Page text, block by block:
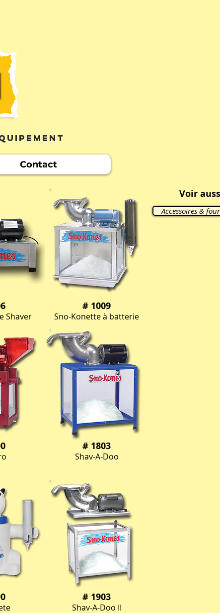
Contact
Shaver
Voir
Accessoires &
# 1009
Sno-Konette à batterie
# 1803
Shav-A-Doo
# 1903
Shav-A-Doo II